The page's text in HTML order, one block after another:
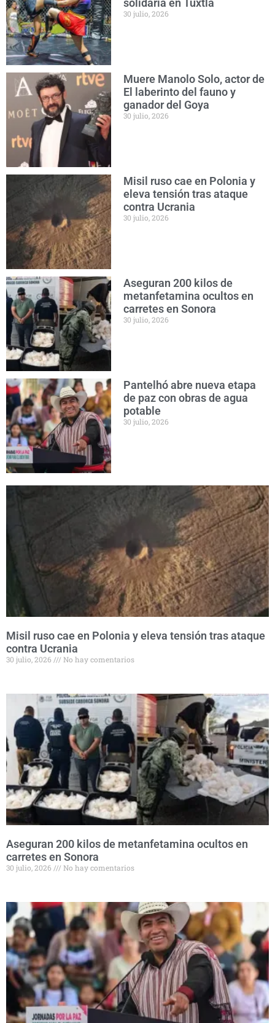
30 julio, 2026
Muere Manolo Solo, actor de
El laberinto del fauno y
ganador del Goya
30 julio, 2026
Misil ruso cae en Polonia y
eleva tensión tras ataque
contra Ucrania
30 julio, 2026
Aseguran 200 kilos de
metanfetamina ocultos en
carretes en Sonora
30 julio, 2026
Pantelhó abre nueva etapa
de paz con obras de agua
potable
30 julio, 2026
Misil ruso cae en Polonia y eleva tensión tras ataque
contra Ucrania
30 julio, 2026 No hay comentarios
Aseguran 200 kilos de metanfetamina ocultos en
carretes en Sonora
30 julio, 2026 No hay comentarios